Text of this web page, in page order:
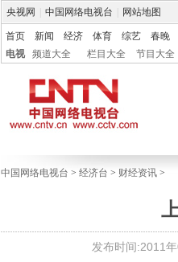
央视网 中国网络电视台 网站地图
首页 新闻 经济 体育 综艺 春晚
电视
频道大全 栏目大全 节目大全
中国网络电视台 > 经济台 > 财经资讯 >
发布时间:2011